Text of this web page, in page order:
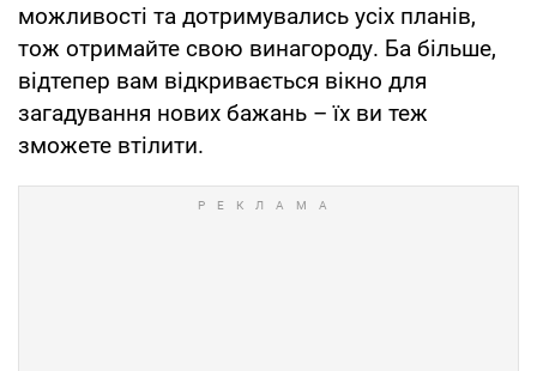
можливості та дотримувались усіх планів,
тож отримайте свою винагороду. Ба більше,
відтепер вам відкривається вікно для
загадування нових бажань – їх ви теж
зможете втілити.